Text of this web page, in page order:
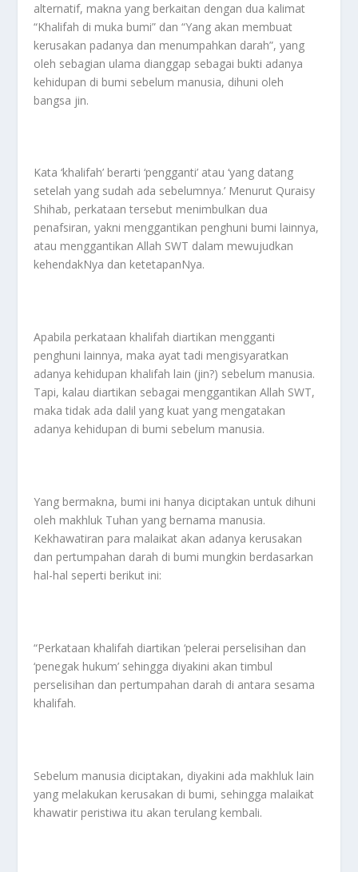
alternatif, makna yang berkaitan dengan dua kalimat
“Khalifah di muka bumi” dan “Yang akan membuat
kerusakan padanya dan menumpahkan darah”, yang
oleh sebagian ulama dianggap sebagai bukti adanya
kehidupan di bumi sebelum manusia, dihuni oleh
bangsa jin.
Kata ‘khalifah’ berarti ‘pengganti’ atau ‘yang datang
setelah yang sudah ada sebelumnya.’ Menurut Quraisy
Shihab, perkataan tersebut menimbulkan dua
penafsiran, yakni menggantikan penghuni bumi lainnya,
atau menggantikan Allah SWT dalam mewujudkan
kehendakNya dan ketetapanNya.
Apabila perkataan khalifah diartikan mengganti
penghuni lainnya, maka ayat tadi mengisyaratkan
adanya kehidupan khalifah lain (jin?) sebelum manusia.
Tapi, kalau diartikan sebagai menggantikan Allah SWT,
maka tidak ada dalil yang kuat yang mengatakan
adanya kehidupan di bumi sebelum manusia.
Yang bermakna, bumi ini hanya diciptakan untuk dihuni
oleh makhluk Tuhan yang bernama manusia.
Kekhawatiran para malaikat akan adanya kerusakan
dan pertumpahan darah di bumi mungkin berdasarkan
hal-hal seperti berikut ini:
“Perkataan khalifah diartikan ‘pelerai perselisihan dan
‘penegak hukum’ sehingga diyakini akan timbul
perselisihan dan pertumpahan darah di antara sesama
khalifah.
Sebelum manusia diciptakan, diyakini ada makhluk lain
yang melakukan kerusakan di bumi, sehingga malaikat
khawatir peristiwa itu akan terulang kembali.